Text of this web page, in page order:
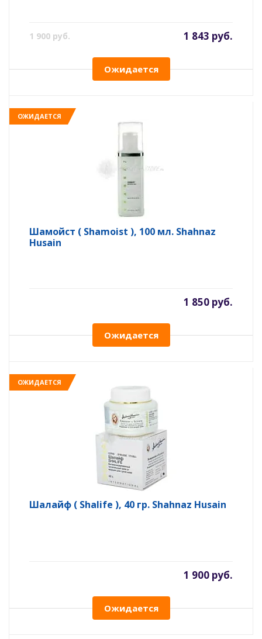
1 900 руб. 1 843 руб.
Ожидается
ОЖИДАЕТСЯ
Шамойст ( Shamoist ), 100 мл. Shahnaz
Husain
1 850 руб.
Ожидается
ОЖИДАЕТСЯ
Шалайф ( Shalife ), 40 гр. Shahnaz Husain
1 900 руб.
Ожидается